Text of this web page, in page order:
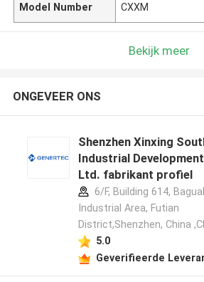
Model Number CXXM
Bekijk meer
ONGEVEER ONS
Shenzhen Xinxing
Industrial
Ltd. fabrikant profiel
6/F, Building 614,
Industrial Area, Futian
District,Shenzhen, China
5.0
Geverifieerde